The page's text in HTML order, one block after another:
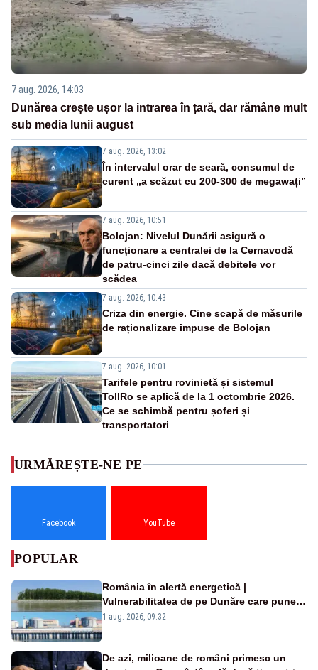
7 aug. 2026, 14:03
Dunărea crește ușor la intrarea în țară, dar rămâne mult
sub media lunii august
7 aug. 2026, 13:02
În intervalul orar de seară, consumul de
curent „a scăzut cu 200-300 de megawați”
7 aug. 2026, 10:51
Bolojan: Nivelul Dunării asigură o
funcționare a centralei de la Cernavodă
de patru-cinci zile dacă debitele vor
scădea
7 aug. 2026, 10:43
Criza din energie. Cine scapă de măsurile
de raționalizare impuse de Bolojan
7 aug. 2026, 10:01
Tarifele pentru rovinietă și sistemul
TollRo se aplică de la 1 octombrie 2026.
Ce se schimbă pentru șoferi și
transportatori
URMĂREȘTE-NE PE
Facebook YouTube
POPULAR
România în alertă energetică |
Vulnerabilitatea de pe Dunăre care pune
în pericol Centrala Cernavodă era
1 aug. 2026, 09:32
De azi, milioane de români primesc un